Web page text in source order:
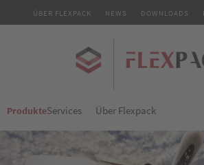
ÜBER FLEXPACK NEWS DOWNLOADS
ProdukteServices Über Flexpack